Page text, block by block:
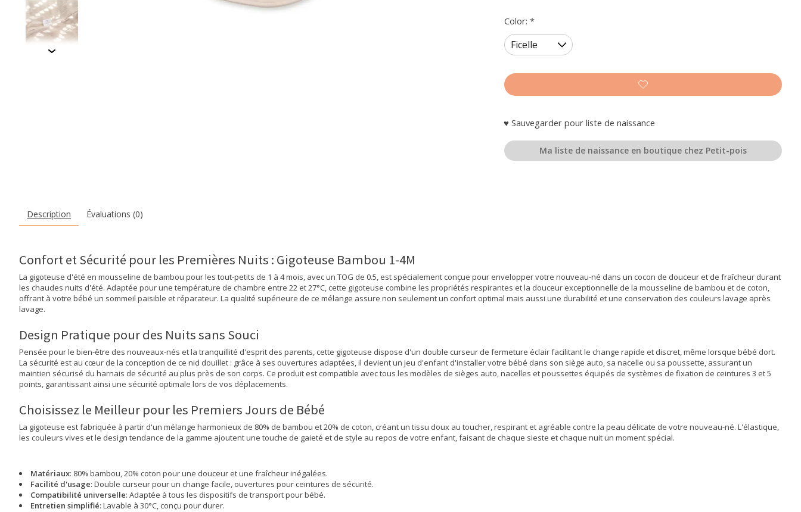
Color: *
♥ Sauvegarder pour liste de naissance
Ma liste de naissance en boutique chez Petit-pois
Description Évaluations (0)
Confort et Sécurité pour les Premières Nuits : Gigoteuse Bambou 1-4M
La gigoteuse d'été en mousseline de bambou pour les tout-petits de 1 à 4 mois, avec un TOG de 0.5, est spécialement conçue pour envelopper votre nouveau-né dans un cocon de douceur et de fraîcheur durant
les chaudes nuits d'été. Adaptée pour une température de chambre entre 22 et 27°C, cette gigoteuse combine les propriétés respirantes et la douceur exceptionnelle de la mousseline de bambou et de coton,
offrant à votre bébé un sommeil paisible et réparateur. La qualité supérieure de ce mélange assure non seulement un confort optimal mais aussi une durabilité et une conservation des couleurs lavage après
lavage.
Design Pratique pour des Nuits sans Souci
Pensée pour le bien-être des nouveaux-nés et la tranquillité d'esprit des parents, cette gigoteuse dispose d'un double curseur de fermeture éclair facilitant le change rapide et discret, même lorsque bébé dort.
La sécurité est au cœur de la conception de ce nid douillet : grâce à ses ouvertures adaptées, il devient un jeu d'enfant d'installer votre bébé dans son siège auto, sa nacelle ou sa poussette, assurant un
maintien sécurisé du harnais de sécurité au plus près de son corps. Ce produit est compatible avec tous les modèles de sièges auto, nacelles et poussettes équipés de systèmes de fixation de ceintures 3 et 5
points, garantissant ainsi une sécurité optimale lors de vos déplacements.
Choisissez le Meilleur pour les Premiers Jours de Bébé
La gigoteuse est fabriquée à partir d'un mélange harmonieux de 80% de bambou et 20% de coton, créant un tissu doux au toucher, respirant et agréable contre la peau délicate de votre nouveau-né. L'élastique,
les couleurs vives et le design tendance de la gamme ajoutent une touche de gaieté et de style au repos de votre enfant, faisant de chaque sieste et chaque nuit un moment spécial.
Matériaux: 80% bambou, 20% coton pour une douceur et une fraîcheur inégalées.
Facilité d'usage: Double curseur pour un change facile, ouvertures pour ceintures de sécurité.
Compatibilité universelle: Adaptée à tous les dispositifs de transport pour bébé.
Entretien simplifié: Lavable à 30°C, conçu pour durer.